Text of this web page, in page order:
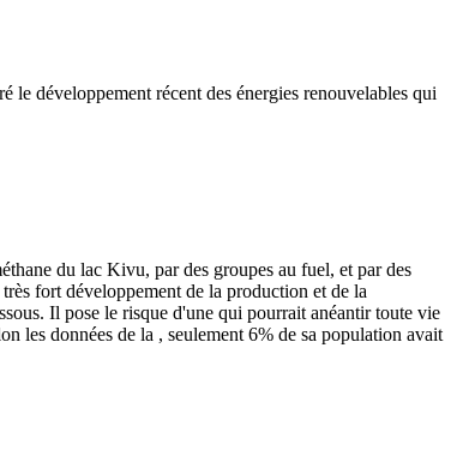
le développement récent des énergies renouvelables qui
du lac Kivu, par des groupes au fuel, et par des
fort développement de la production et de la
Il pose le risque d'une qui pourrait anéantir toute vie
les données de la , seulement 6% de sa population avait